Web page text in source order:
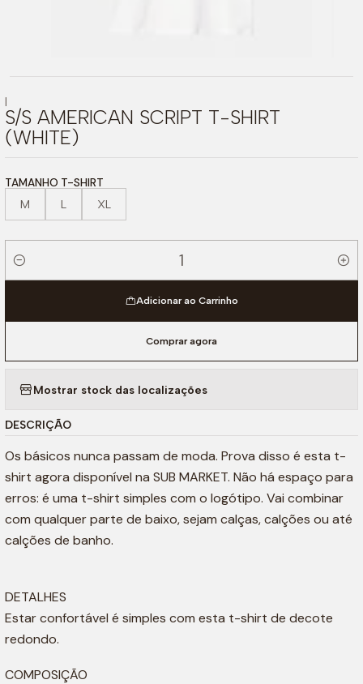
|
S/S AMERICAN SCRIPT T-SHIRT
(WHITE)
TAMANHO T-SHIRT
M L XL
Quantidade
Adicionar ao Carrinho
Comprar agora
Mostrar stock das localizações
DESCRIÇÃO
Os básicos nunca passam de moda. Prova disso é esta t-
shirt agora disponível na SUB MARKET. Não há espaço para
erros: é uma t-shirt simples com o logótipo. Vai combinar
com qualquer parte de baixo, sejam calças, calções ou até
calções de banho.
DETALHES
Estar confortável é simples com esta t-shirt de decote
redondo.
COMPOSIÇÃO